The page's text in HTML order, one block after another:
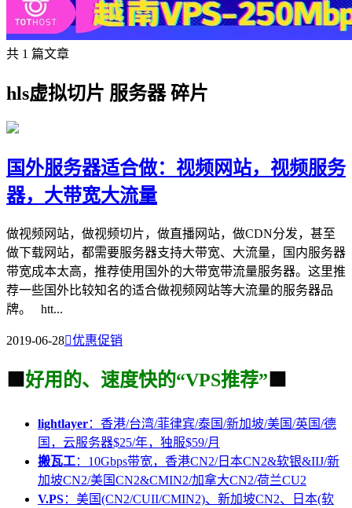
共 1 篇文章
hls虚拟切片 服务器 碎片
国外服务器适合做：视频网站，视频服务
器，大带宽大流量
做视频网站，做视频切片，做直播网站，做CDN分发，甚至
做下载网站，都需要服务器支持大带宽、大流量，国内服务器
带宽成本太高，推荐使用国外的大带宽带流量服务器。这里推
荐一些国外比较知名的适合做视频网站等大流量的服务器品
牌。 htt...
2019-06-28优惠促销
🟩 好用的、速度快的“VPS推荐” 🟩
lightlayer：香港/台湾/菲律宾/泰国/新加坡/美国/英国/德
国，云服务器$25/年，独服$59/月
搬瓦工：10Gbps带宽，香港CN2/日本CN2&软银&IIJ/新
加坡CN2/美国CN2&CMIN2/加拿大CN2/荷兰CU2
V.PS：美国(CN2/CUII/CMIN2)、新加坡CN2、日本(软